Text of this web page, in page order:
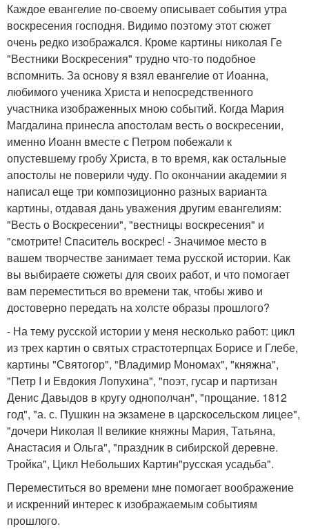
Каждое евангелие по-своему описывает события утра
воскресения господня. Видимо поэтому этот сюжет
очень редко изображался. Кроме картины николая Ге
"Вестники Воскресения" трудно что-то подобное
вспомнить. За основу я взял евангелие от Иоанна,
любимого ученика Христа и непосредственного
участника изображенных мною событий. Когда Мария
Магдалина принесла апостолам весть о воскресении,
именно Иоанн вместе с Петром побежали к
опустевшему гробу Христа, в то время, как остальные
апостолы не поверили чуду. По окончании академии я
написал еще три композиционно разных варианта
картины, отдавая дань уважения другим евангелиям:
"Весть о Воскресении", "вестницы воскресения" и
"смотрите! Спаситель воскрес! - Значимое место в
вашем творчестве занимает тема русской истории. Как
вы выбираете сюжеты для своих работ, и что помогает
вам переместиться во времени так, чтобы живо и
достоверно передать на холсте образы прошлого?
- На тему русской истории у меня несколько работ: цикл
из трех картин о святых страстотерпцах Борисе и Глебе,
картины "Святогор", "Владимир Мономах", "княжна",
"Петр I и Евдокия Лопухина", "поэт, гусар и партизан
Денис Давыдов в кругу однополчан", "прощание. 1812
год", "а. с. Пушкин на экзамене в царскосельском лицее",
"дочери Николая II великие княжны Мария, Татьяна,
Анастасия и Ольга", "праздник в сибирской деревне.
Тройка", Цикл Небольших Картин"русская усадьба".
Переместиться во времени мне помогает воображение
и искренний интерес к изображаемым событиям
прошлого.